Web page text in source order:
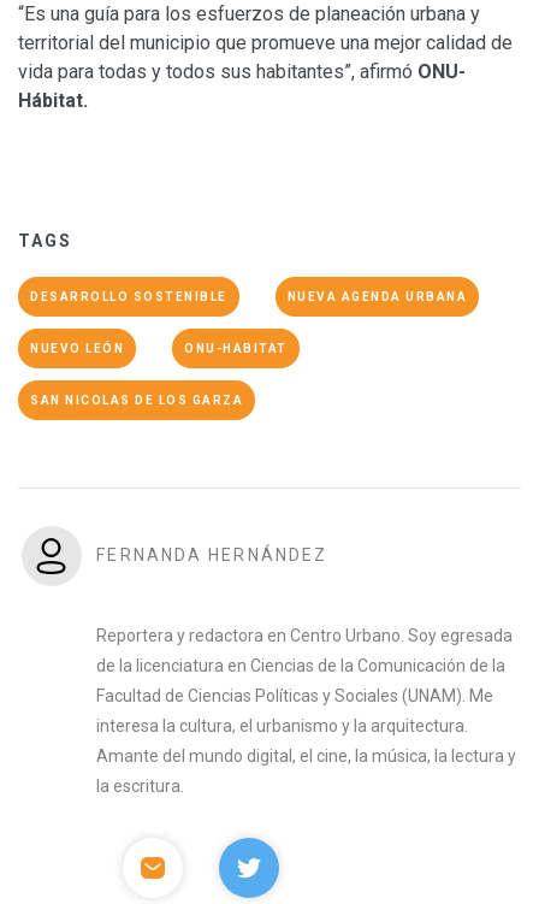
“Es una guía para los esfuerzos de planeación urbana y
territorial del municipio que promueve una mejor calidad de
vida para todas y todos sus habitantes”, afirmó ONU-
Hábitat.
TAGS
DESARROLLO SOSTENIBLE NUEVA AGENDA URBANA
NUEVO LEÓN ONU-HABITAT
SAN NICOLAS DE LOS GARZA
FERNANDA HERNÁNDEZ
Reportera y redactora en Centro Urbano. Soy egresada
de la licenciatura en Ciencias de la Comunicación de la
Facultad de Ciencias Políticas y Sociales (UNAM). Me
interesa la cultura, el urbanismo y la arquitectura.
Amante del mundo digital, el cine, la música, la lectura y
la escritura.